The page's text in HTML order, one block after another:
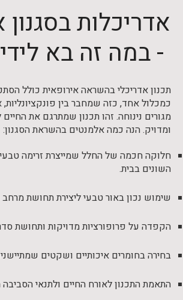
אדריכלות בסגנון
- במה זה בא לידי
תכנון אדריכלי בהשראה אירופאית כולל
כמכלול אחד, כזה שמחבר בין
מגורים נינוחה. זהו תכנון שמתרגם את
ומדויק. הנה כמה אלמנטים בהשראת הסגנון:
חלוקה חכמה של החלל שמייצרת זרימה
השונים בבית.
שימוש נכון באור טבעי ליצירת תחושת מרחב
הקפדה על פרופורציות מדויקות ותחושת
בחירה בחומרים איכותיים ושקטים
התאמת התכנון לאורח החיים ולתנאי